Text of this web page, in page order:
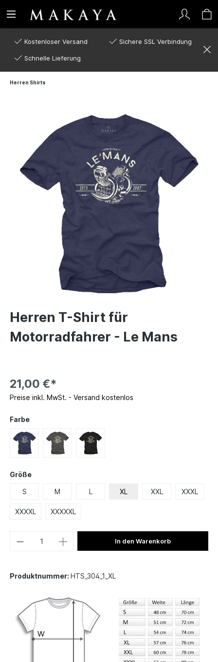
Kostenloser Versand Sichere SSL Verbindung
Schnelle Lieferung
Herren Shirts
Herren T-Shirt für
Motorradfahrer - Le Mans
21,00 €*
Preise inkl. MwSt. - Versand kostenlos
Farbe
Größe
S M L XL XXL XXXL
XXXXL XXXXXL
In den Warenkorb
Produktnummer: HTS_304_1_XL